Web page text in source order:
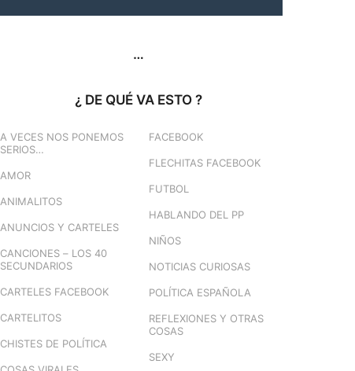
…
¿ DE QUÉ VA ESTO ?
A VECES NOS PONEMOS
SERIOS…
AMOR
ANIMALITOS
ANUNCIOS Y CARTELES
CANCIONES – LOS 40
SECUNDARIOS
CARTELES FACEBOOK
CARTELITOS
CHISTES DE POLÍTICA
FACEBOOK
FLECHITAS FACEBOOK
FUTBOL
HABLANDO DEL PP
NIÑOS
NOTICIAS CURIOSAS
POLÍTICA ESPAÑOLA
REFLEXIONES Y OTRAS
COSAS
SEXY